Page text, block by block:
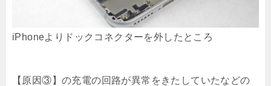
iPhoneよりドックコネクターを外したところ
【原因③】の充電の回路が異常をきたしていたなどの